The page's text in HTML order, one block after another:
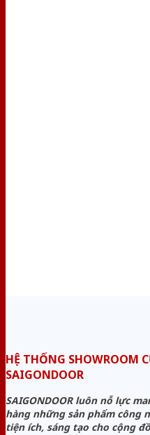
HỆ THỐNG SHOWROOM
SAIGONDOOR
SAIGONDOOR luôn nỗ lực
hàng những sản phẩm công
tiện ích, sáng tạo cho cộng